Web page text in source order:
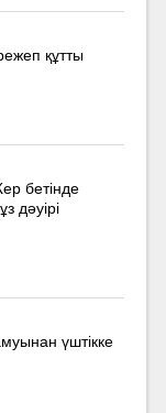
құтты
бетінде
дәуірі
үштікке